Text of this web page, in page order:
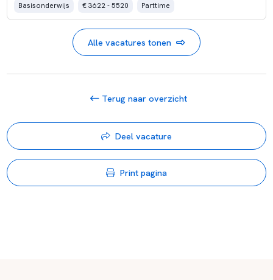
Basisonderwijs € 3622 - 5520 Parttime
Alle vacatures tonen
Terug naar overzicht
Deel vacature
Print pagina